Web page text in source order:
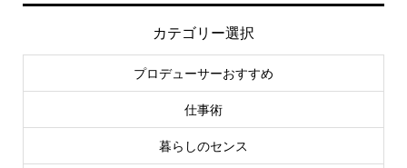
カテゴリー選択
プロデューサーおすすめ
仕事術
暮らしのセンス